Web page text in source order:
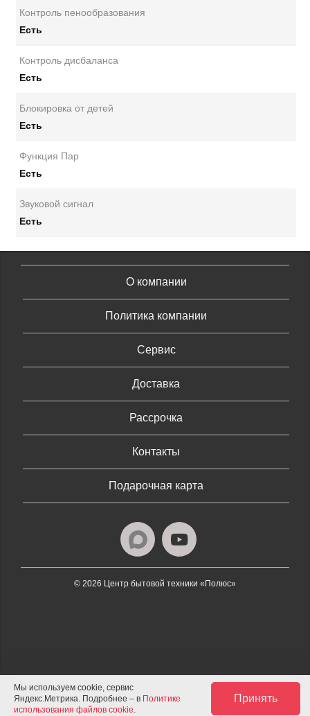
Контроль пенообразования
Есть
Контроль дисбаланса
Есть
Блокировка от детей
Есть
Функция Пар
Есть
Звуковой сигнал
Есть
О компании
Политика компании
Сервис
Доставка
Рассрочка
Контакты
Подарочная карта
© 2026 Центр бытовой техники «Полюс»
Мы используем cookie, сервис
Яндекс.Метрика. Подробнее – в Политике
использования файлов cookie.
Принять